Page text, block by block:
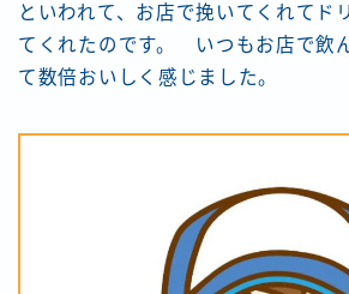
といわれて、お店で挽いてくれてド
てくれたのです。 いつもお店で飲
て数倍おいしく感じました。